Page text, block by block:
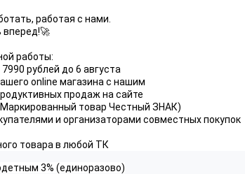
работая с нами.
вперед!🚀
работы:
рублей до 6 августа
online магазина с нашим
продаж на сайте
товар Честный ЗНАК)
и организаторами совместных покупок
товара в любой ТК
3% (единоразово)